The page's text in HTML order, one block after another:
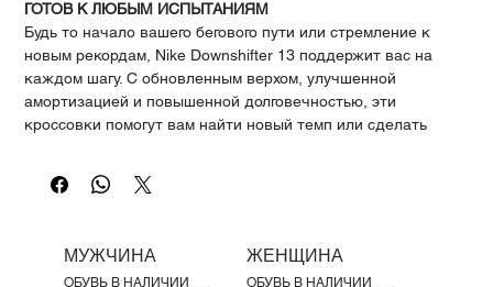
ГОТОВ К ЛЮБЫМ ИСПЫТАНИЯМ
Будь то начало вашего бегового пути или стремление к
новым рекордам, Nike Downshifter 13 поддержит вас на
каждом шагу. С обновленным верхом, улучшенной
амортизацией и повышенной долговечностью, эти
кроссовки помогут вам найти новый темп или сделать
Nike Grind, что составляет не менее 15% от всего
Дышащая сеткаМягкая и комфортная сетка обеспечивает
МУЖЧИНА
ОБУВЬ В НАЛИЧИИ
ЖЕНЩИНА
ОБУВЬ В НАЛИЧИИ